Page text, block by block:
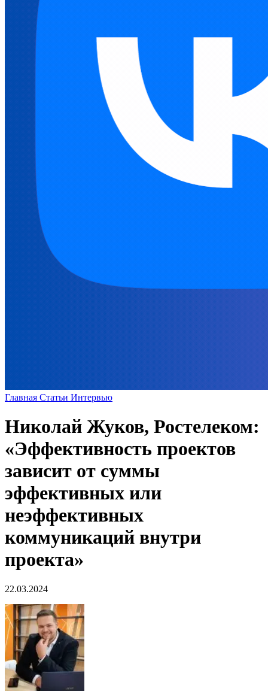
Главная Статьи Интервью
Николай Жуков, Ростелеком:
«Эффективность проектов
зависит от суммы
эффективных или
неэффективных
коммуникаций внутри
проекта»
22.03.2024